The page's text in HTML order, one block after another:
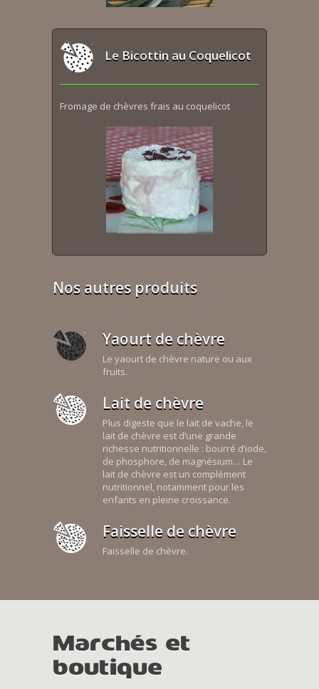
Le Bicottin au Coquelicot
Fromage de chèvres frais au coquelicot
Nos autres produits
Yaourt de chèvre
Le yaourt de chèvre nature ou aux
fruits.
Lait de chèvre
Plus digeste que le lait de vache, le
lait de chèvre est d’une grande
richesse nutritionnelle : bourré d’iode,
de phosphore, de magnésium… Le
lait de chèvre est un complément
nutritionnel, notamment pour les
enfants en pleine croissance.
Faisselle de chèvre
Faisselle de chèvre.
Marchés et
boutique